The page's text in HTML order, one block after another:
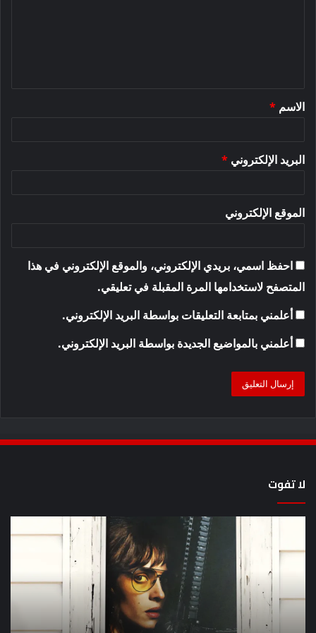
*
الاسم *
البريد الإلكتروني *
الموقع الإلكتروني
احفظ اسمي، بريدي الإلكتروني، والموقع الإلكتروني في هذا
المتصفح لاستخدامها المرة المقبلة في تعليقي.
أعلمني بمتابعة التعليقات بواسطة البريد الإلكتروني.
أعلمني بالمواضيع الجديدة بواسطة البريد الإلكتروني.
لا تفوت
الذي
أخرى